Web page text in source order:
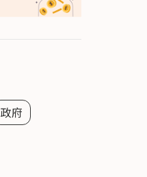
政府